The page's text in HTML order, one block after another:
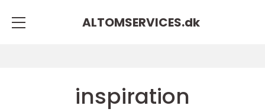
ALTOMSERVICES.dk
inspiration